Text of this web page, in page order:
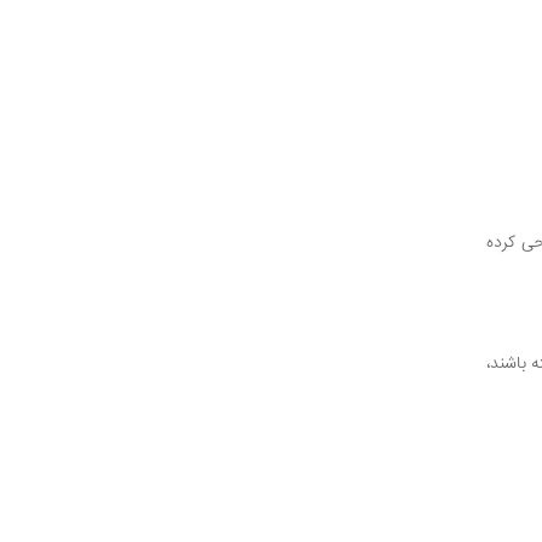
کرده
باشند،